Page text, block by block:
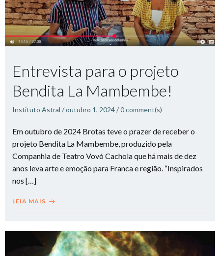
Entrevista para o projeto
Bendita La Mambembe!
Instituto Astral /outubro 1, 2024/0comment(s)
Em outubro de 2024 Brotas teve o prazer de receber o
projeto Bendita La Mambembe, produzido pela
Companhia de Teatro Vovó Cachola que há mais de dez
anos leva arte e emoção para Franca e região. “Inspirados
nos […]
LEIA MAIS